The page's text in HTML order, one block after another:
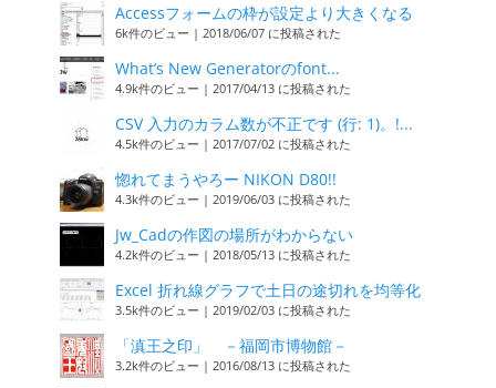
Accessフォームの枠が設定より大きくなる
6k件のビュー | 2018/06/07 に投稿された
What’s New Generatorのfont...
4.9k件のビュー | 2017/04/13 に投稿された
CSV 入力のカラム数が不正です (行: 1)。!...
4.5k件のビュー | 2017/07/02 に投稿された
惚れてまうやろー NIKON D80!!
4.3k件のビュー | 2019/06/03 に投稿された
Jw_Cadの作図の場所がわからない
4.2k件のビュー | 2018/05/13 に投稿された
Excel 折れ線グラフで土日の途切れを均等化
3.5k件のビュー | 2019/02/03 に投稿された
「滇王之印」 －福岡市博物館－
3.2k件のビュー | 2016/08/13 に投稿された